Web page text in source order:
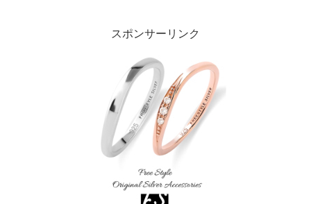
スポンサーリンク